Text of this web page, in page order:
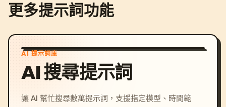
更多提示詞功能
AI 提示詞庫
AI 搜尋提示詞
讓 AI 幫忙搜尋數萬提示詞，支援指定模型、時間範